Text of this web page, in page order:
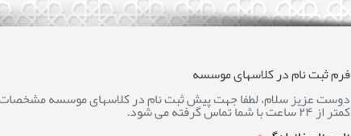
فرم ثبت نام در کلاسهای موسسه
دوست عزیز سلام، لطفا جهت پیش ثبت نام در کلاسهای موسسه مشخصات
کمتر از ۲۴ ساعت با شما تماس گرفته می شود.